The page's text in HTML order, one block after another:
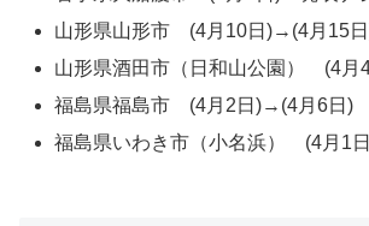
山形県山形市 (4月10日)→(4月15
山形県酒田市（日和山公園） (4月
福島県福島市 (4月2日)→(4月6日)
福島県いわき市（小名浜） (4月1